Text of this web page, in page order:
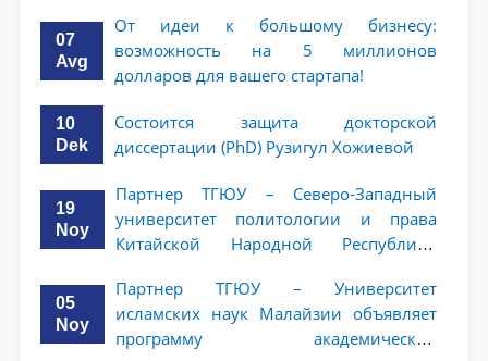
07
Avg
От идеи к большому бизнесу:
возможность на 5 миллионов
долларов для вашего стартапа!
10
Dek
Состоится защита докторской
диссертации (PhD) Рузигул Xoжиевой
19
Noy
Партнер ТГЮУ – Северо-Западный
университет политологии и права
Китайской Народной Республики
академической мобильности для
студентов 2–3 курсов
05
Noy
Партнер ТГЮУ – Университет
исламских наук Малайзии объявляет
программу академической